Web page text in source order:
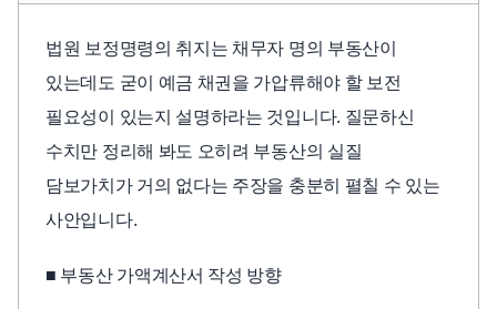
법원 보정명령의 취지는 채무자 명의 부동산이
있는데도 굳이 예금 채권을 가압류해야 할 보전
필요성이 있는지 설명하라는 것입니다. 질문하신
수치만 정리해 봐도 오히려 부동산의 실질
담보가치가 거의 없다는 주장을 충분히 펼칠 수 있는
사안입니다.
■ 부동산 가액계산서 작성 방향